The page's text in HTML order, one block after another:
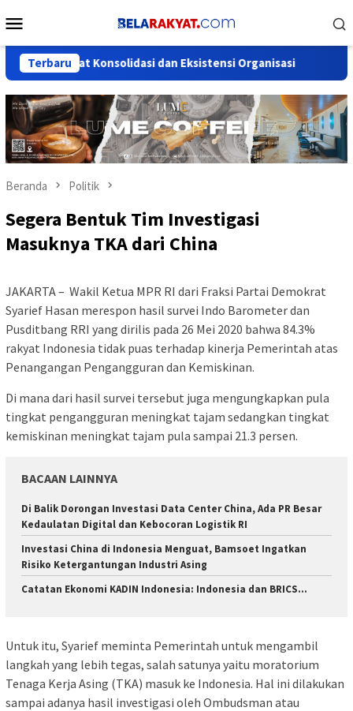
ke
Mobile
Terbaru
Konsolidasi dan Eksistensi Organisasi Pemuda
Beranda Politik
Segera Bentuk Tim Investigasi
Masuknya TKA dari China
JAKARTA – Wakil Ketua MPR RI dari Fraksi Partai Demokrat
Syarief Hasan merespon hasil survei Indo Barometer dan
Pusditbang RRI yang dirilis pada 26 Mei 2020 bahwa 84.3%
rakyat Indonesia tidak puas terhadap kinerja Pemerintah atas
Penangangan Pengangguran dan Kemiskinan.
Di mana dari hasil survei tersebut juga mengungkapkan pula
tingkat pengangguran meningkat tajam sedangkan tingkat
kemiskinan meningkat tajam pula sampai 21.3 persen.
BACAAN LAINNYA
Di Balik Dorongan Investasi Data Center China, Ada PR Besar
Kedaulatan Digital dan Kebocoran Logistik RI
Investasi China di Indonesia Menguat, Bamsoet Ingatkan
Risiko Ketergantungan Industri Asing
Catatan Ekonomi KADIN Indonesia: Indonesia dan BRICS…
Untuk itu, Syarief meminta Pemerintah untuk mengambil
langkah yang lebih tegas, salah satunya yaitu moratorium
Tenaga Kerja Asing (TKA) masuk ke Indonesia. Hal ini dilakukan
sampai adanya hasil investigasi oleh Ombudsman atau